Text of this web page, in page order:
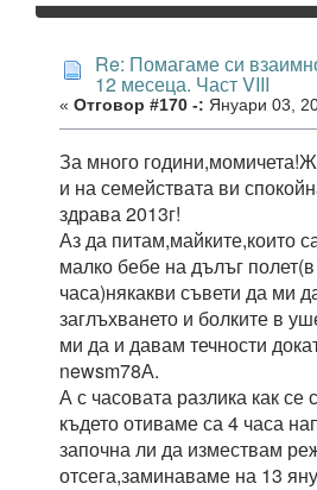
Re: Помагаме си
12 месеца. Част VIII
« Отговор #170 -: Януари 03,
За много
и на семействата ви
здрава 2013г!
Аз да питам,майките,които
малко бебе на дълъг
часа)някакви съвети да ми
заглъхването и болките в
ми да и давам течности
newsm78А.
А с часовата разлика как се
където отиваме са 4 часа
започна ли да измествам
отсега,заминаваме на 13